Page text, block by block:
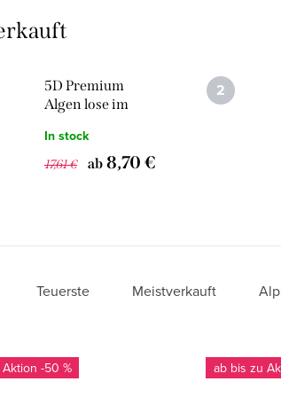
5D Premium
Algen lose im
Stk
In stock
17,61 € ab 8,70 €
Teuerste Meistverkauft
-50 % ab bis zu